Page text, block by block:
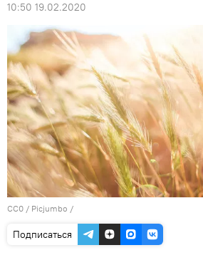
10:50 19.02.2020
CC0 / Picjumbo /
Подписаться